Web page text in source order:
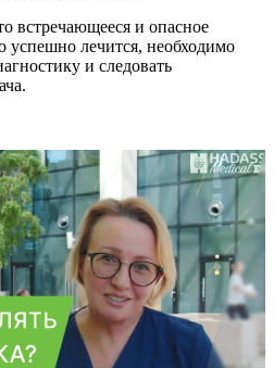
встречающееся и опасное
успешно лечится, необходимо
и следовать